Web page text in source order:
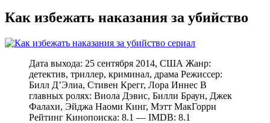
Как избежать наказания за убийство
Дата выхода: 25 сентября 2014, США Жанр:
детектив, триллер, криминал, драма Режиссер:
Билл Д’Элиа, Стивен Крегг, Лора Иннес В
главных ролях: Виола Дэвис, Билли Браун, Джек
Фалахи, Эйджа Наоми Кинг, Мэтт МакГорри
Рейтинг Кинопоиска: 8.1 — IMDB: 8.1